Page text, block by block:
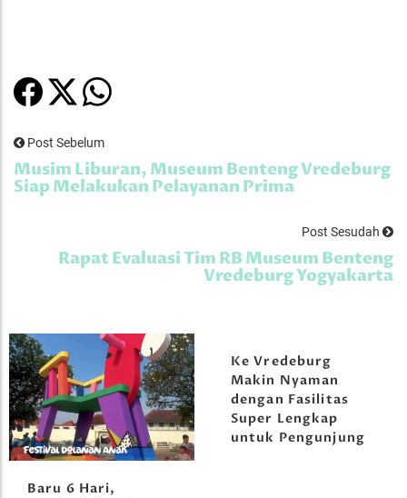
Post Sebelum
Musim Liburan, Museum Benteng Vredeburg
Siap Melakukan Pelayanan Prima
Post Sesudah
Rapat Evaluasi Tim RB Museum Benteng
Vredeburg Yogyakarta
Baru 6 Hari,
Ke Vredeburg
Makin Nyaman
dengan Fasilitas
Super Lengkap
untuk Pengunjung